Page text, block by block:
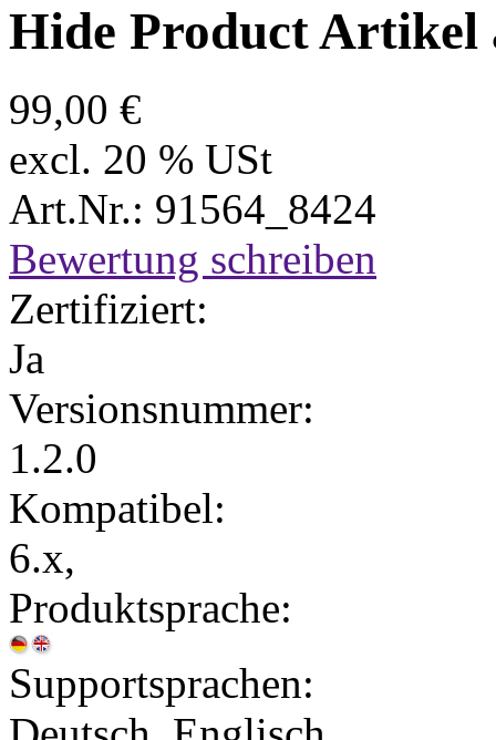
Hide Product Artikel
99,00 €
excl. 20 % USt
Art.Nr.: 91564_8424
Bewertung schreiben
Zertifiziert:
Ja
Versionsnummer:
1.2.0
Kompatibel:
6.x,
Produktsprache:
Supportsprachen: